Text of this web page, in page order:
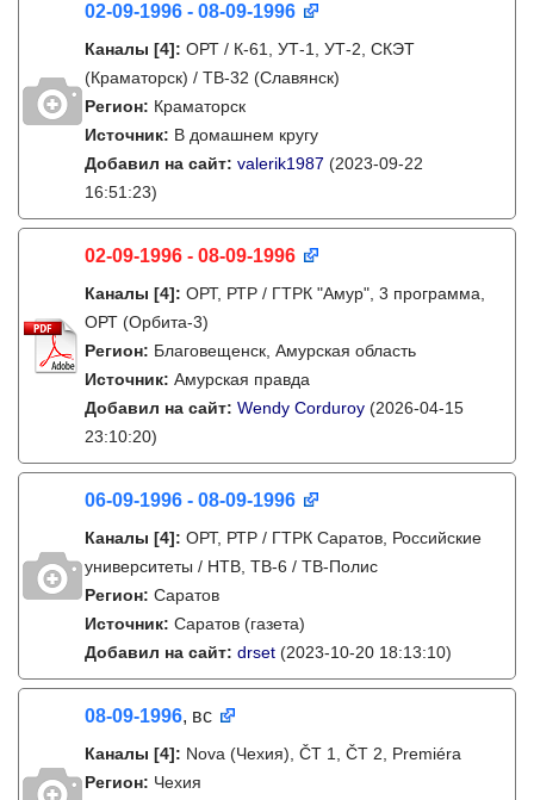
02-09-1996 - 08-09-1996
Каналы [4]: ОРТ / К-61, УТ-1, УТ-2, СКЭТ
(Краматорск) / ТВ-32 (Славянск)
Регион: Краматорск
Источник: В домашнем кругу
Добавил на сайт: valerik1987 (2023-09-22
16:51:23)
02-09-1996 - 08-09-1996
Каналы [4]: ОРТ, РТР / ГТРК "Амур", 3 программа,
ОРТ (Орбита-3)
Регион: Благовещенск, Амурская область
Источник: Амурская правда
Добавил на сайт: Wendy Corduroy (2026-04-15
23:10:20)
06-09-1996 - 08-09-1996
Каналы [4]: ОРТ, РТР / ГТРК Саратов, Российские
университеты / НТВ, ТВ-6 / ТВ-Полис
Регион: Саратов
Источник: Саратов (газета)
Добавил на сайт: drset (2023-10-20 18:13:10)
08-09-1996, вс
Каналы [4]: Nova (Чехия), ČT 1, ČT 2, Premiéra
Регион: Чехия